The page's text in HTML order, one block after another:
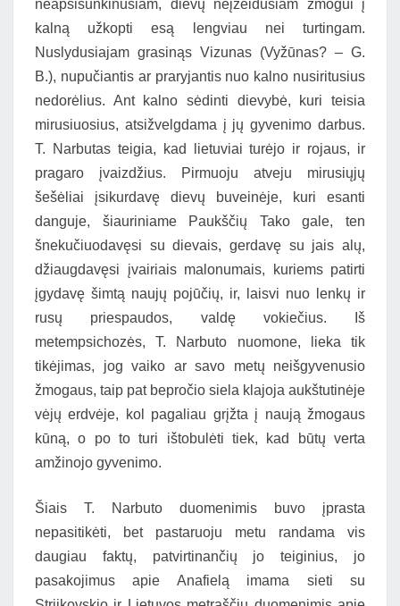
neapsisunkinusiam, dievų neįžeidusiam žmogui į
kalną užkopti esą lengviau nei turtingam.
Nuslydusiajam grasinąs Vizunas (Vyžūnas? – G.
B.), nupučiantis ar praryjantis nuo kalno nusiritusius
nedorėlius. Ant kalno sėdinti dievybė, kuri teisia
mirusiuosius, atsižvelgdama į jų gyvenimo darbus.
T. Narbutas teigia, kad lietuviai turėjo ir rojaus, ir
pragaro įvaizdžius. Pirmuoju atveju mirusiųjų
šešėliai įsikurdavę dievų buveinėje, kuri esanti
danguje, šiauriniame Paukščių Tako gale, ten
šnekučiuodavęsi su dievais, gerdavę su jais alų,
džiaugdavęsi įvairiais malonumais, kuriems patirti
įgydavę šimtą naujų pojūčių, ir, laisvi nuo lenkų ir
rusų priespaudos, valdę vokiečius. Iš
metempsichozės, T. Narbuto nuomone, lieka tik
tikėjimas, jog vaiko ar savo metų neišgyvenusio
žmogaus, taip pat bepročio siela klajoja aukštutinėje
vėjų erdvėje, kol pagaliau grįžta į naują žmogaus
kūną, o po to turi ištobulėti tiek, kad būtų verta
amžinojo gyvenimo.
Šiais T. Narbuto duomenimis buvo įprasta
nepasitikėti, bet pastaruoju metu randama vis
daugiau faktų, patvirtinančių jo teiginius, jo
pasakojimus apie Anafielą imama sieti su